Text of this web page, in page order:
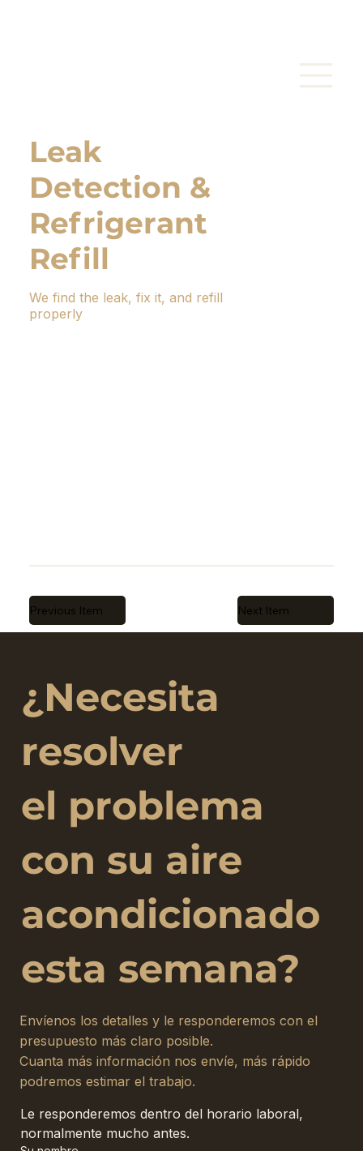
Leak
Detection &
Refrigerant
Refill
We find the leak, fix it, and refill
properly
Next Item
Previous Item
¿Necesita
resolver
el problema
con su aire
acondicionado
esta semana?
Envíenos los detalles y le responderemos con el
presupuesto más claro posible.
Cuanta más información nos envíe, más rápido
podremos estimar el trabajo.
Le responderemos dentro del horario laboral,
normalmente mucho antes.